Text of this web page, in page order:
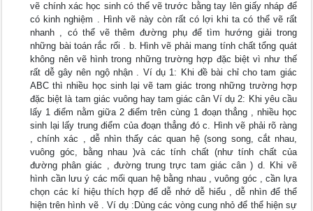
vẽ chính xác học sinh có thể vẽ trước bằng tay lên giấy nháp để
có kinh nghiệm . Hình vẽ này còn rất có lợi khi ta có thể vẽ rất
nhanh , có thể vẽ thêm đường phụ để tìm hướng giải trong
những bài toán rắc rối . b. Hình vẽ phải mang tính chất tổng quát
không nên vẽ hình trong những trường hợp đặc biệt vì như thế
rất dễ gây nên ngộ nhận . Ví dụ 1: Khi đề bài chỉ cho tam giác
ABC thì nhiều học sinh lại vẽ tam giác trong những trường hợp
đặc biệt là tam giác vuông hay tam giác cân Ví dụ 2: Khi yêu cầu
lấy 1 điểm nằm giữa 2 điểm trên cùng 1 đoạn thẳng , nhiều học
sinh lại lấy trung điểm của đoạn thẳng đó c. Hình vẽ phải rõ ràng
, chính xác , dễ nhìn thấy các quan hệ (song song, cắt nhau,
vuông góc, bằng nhau )và các tính chất (như tính chất của
đường phân giác , đường trung trực tam giác cân ) d. Khi vẽ
hình cần lưu ý các mối quan hệ bằng nhau , vuông góc , cần lựa
chọn các kí hiệu thích hợp để dễ nhớ dễ hiểu , dễ nhìn để thể
hiện trên hình vẽ . Ví dụ :Dùng các vòng cung nhỏ để thể hiện sự